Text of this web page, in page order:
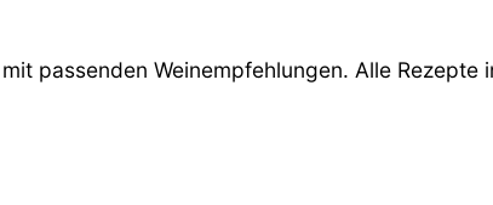
mit passenden Weinempfehlungen. Alle